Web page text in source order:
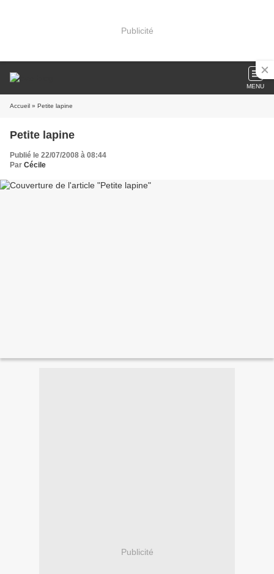
Publicité
MENU
Accueil » Petite lapine
Petite lapine
Publié le 22/07/2008 à 08:44
Par Cécile
Publicité